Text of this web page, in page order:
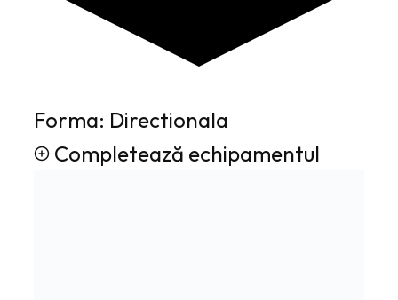
Forma: Directionala
Completează echipamentul